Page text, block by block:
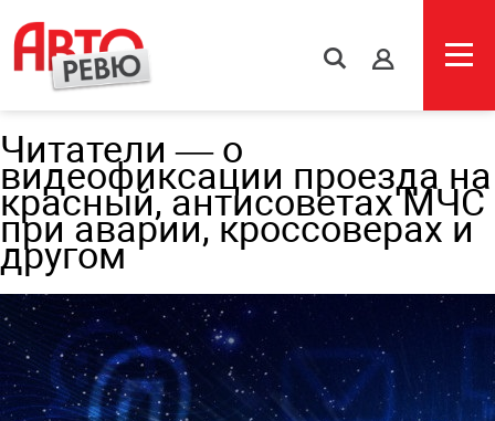
s
Читатели — о
видеофиксации проезда на
красный, антисоветах МЧС
при аварии, кроссоверах и
другом